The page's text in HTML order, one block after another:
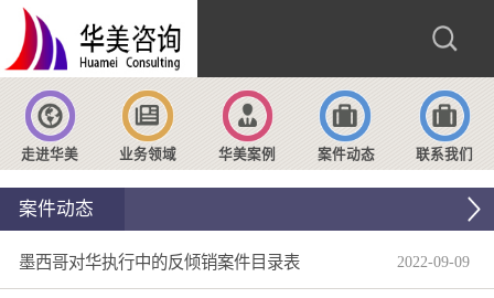
走进华美 业务领域 华美案例 案件动态 联系我们
案件动态
墨西哥对华执行中的反倾销案件目录表 2022-09-09